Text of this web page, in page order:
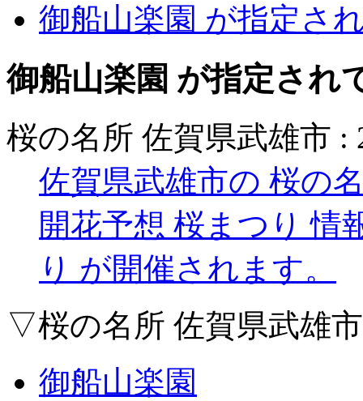
御船山楽園 が指定さ
御船山楽園 が指定され
桜の名所 佐賀県武雄市 :
佐賀県武雄市の 桜の
開花予想 桜まつり 情
り が開催されます。
▽桜の名所 佐賀県武雄
御船山楽園